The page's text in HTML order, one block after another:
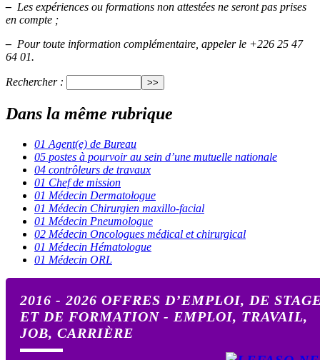
– Les expériences ou formations non attestées ne seront pas prises
en compte ;
– Pour toute information complémentaire, appeler le +226 25 47
64 01.
Rechercher :
Dans la même rubrique
01 Agent(e) de Bureau
05 postes à pourvoir au sein d’une mutuelle nationale
04 contrôleurs de travaux
01 Chef de mission
01 Médecin Dermatologue
01 Médecin Chirurgien maxillo-facial
01 Médecin Pneumologue
02 Médecin Oncologues médical et chirurgical
01 Médecin Hématologue
01 Médecin ORL
2016 - 2026 OFFRES D’EMPLOI, DE
ET DE FORMATION - EMPLOI, TRAVAIL,
JOB, CARRIÈRE